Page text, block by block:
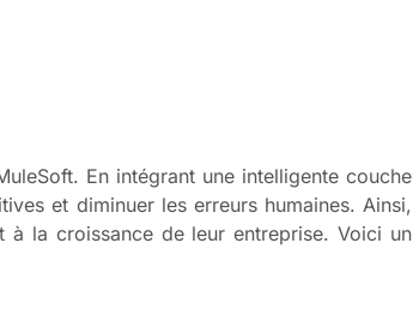
En intégrant une intelligente couche
et diminuer les erreurs humaines. Ainsi,
à la croissance de leur entreprise. Voici un